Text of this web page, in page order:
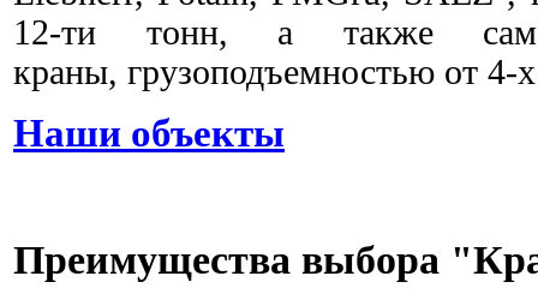
12-ти тонн, а также
краны, грузоподъемностью от 4-
Наши объекты
Преимущества выбора